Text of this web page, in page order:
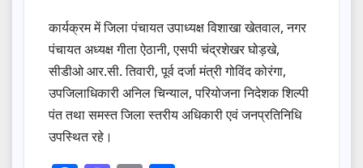
कार्यक्रम में जिला पंचायत उपाध्यक्ष विशाखा खेतवाल, नगर
पंचायत अध्यक्ष गीता ऐठानी, एसपी चंद्रशेखर घोड़खे,
सीडीओ आर.सी. तिवारी, पूर्व दर्जा मंत्री गोविंद कोरंगा,
उपजिलाधिकारी अनिल चिन्याल, परियोजना निदेशक शिल्पी
पंत तथा समस्त जिला स्तरीय अधिकारी एवं जनप्रतिनिधि
उपस्थित रहे।